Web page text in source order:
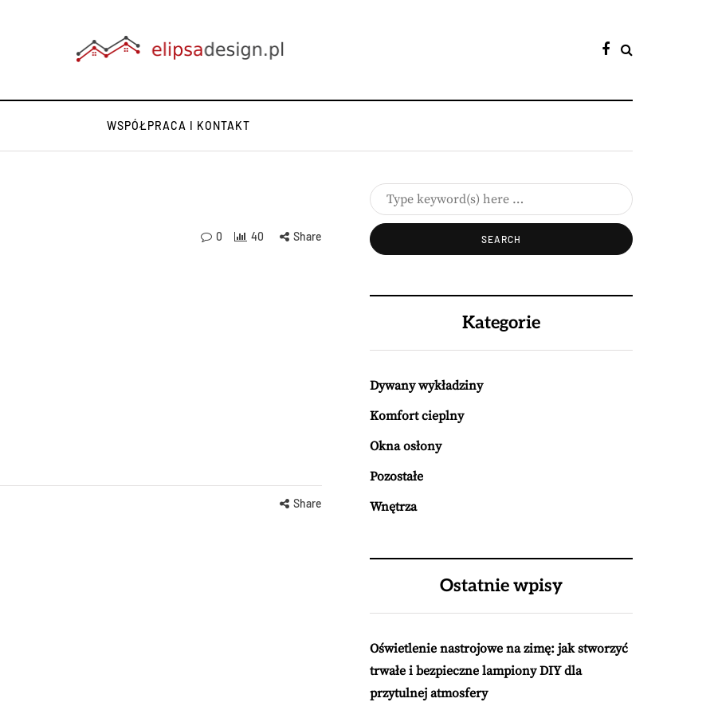
WSPÓŁPRACA I KONTAKT
0 40 Share
Share
Kategorie
Dywany wykładziny
Komfort cieplny
Okna osłony
Pozostałe
Wnętrza
Ostatnie wpisy
Oświetlenie nastrojowe na zimę: jak stworzyć
trwałe i bezpieczne lampiony DIY dla
przytulnej atmosfery